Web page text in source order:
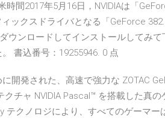
間2017年5月16日，NVIDIAは「
ックスドライバとなる「GeForce
ウンロードしてインストールしてみ
書込番号：19255946. 0 点
開発された、高速で強力な ZOTAC
チャ NVIDIA Pascal™ を搭載した真の
テクノロジにより、すべてのゲーマー